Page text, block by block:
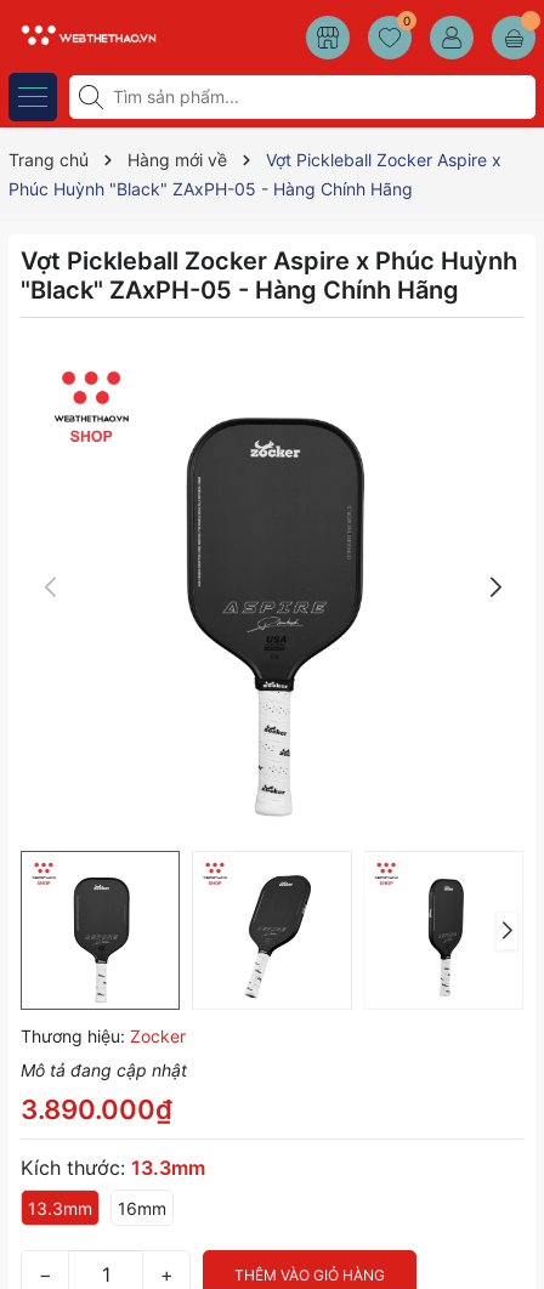
0
Trang chủ Hàng mới về
Vợt Pickleball Zocker Aspire x
Phúc Huỳnh "Black" ZAxPH-05 - Hàng Chính Hãng
Vợt Pickleball Zocker Aspire x Phúc Huỳnh
"Black" ZAxPH-05 - Hàng Chính Hãng
Thương hiệu: Zocker
Mô tả đang cập nhật
3.890.000₫
Kích thước: 13.3mm
13.3mm 16mm
− + THÊM VÀO GIỎ HÀNG